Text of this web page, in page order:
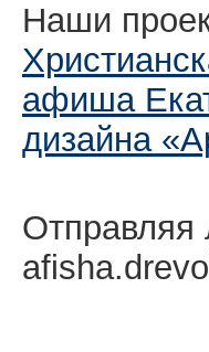
Наши
афиша
дизайна